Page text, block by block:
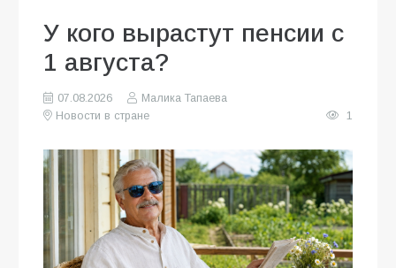
У кого вырастут пенсии с
1 августа?
07.08.2026
Малика Тапаева
Новости в стране
1